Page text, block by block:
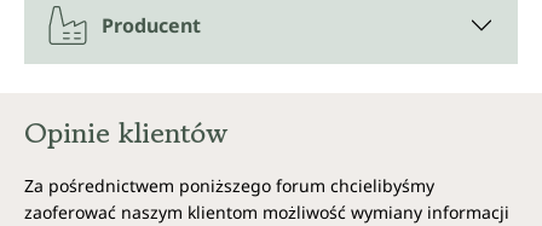
Producent
Opinie klientów
Za pośrednictwem poniższego forum chcielibyśmy
zaoferować naszym klientom możliwość wymiany informacji